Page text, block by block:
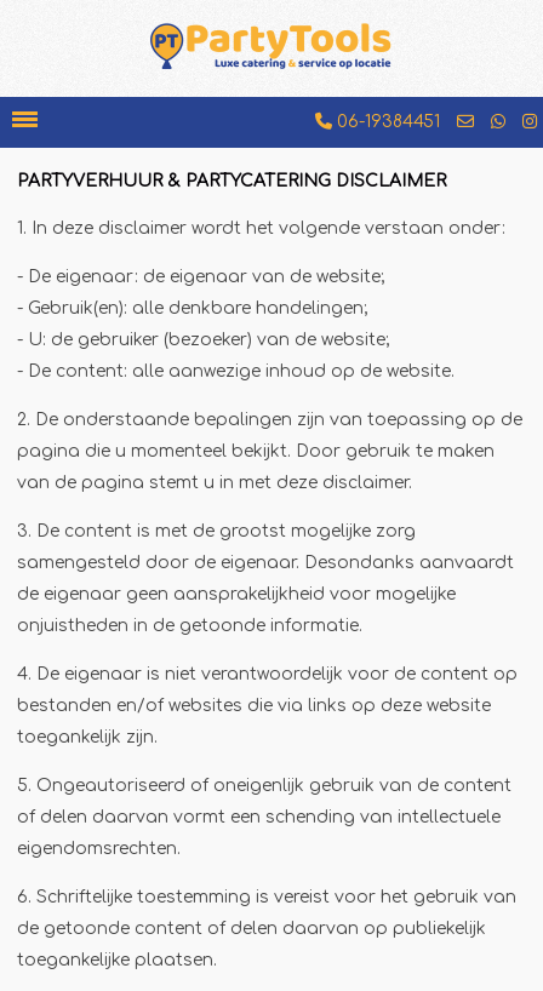
06-19384451
Chocolademelkkraam
Foodtruck
Hamburgerkraam
Hotdogkraam
IJscokar
Jägermeister-tap
Kebabgrill
Poffertjes
Popcornmachine
Slurphut
Smoothiebar
Soepkraam
Stroopwafelkraam
Sinaasappelpers
PARTYVERHUUR & PARTYCATERING DISCLAIMER
1. In deze disclaimer wordt het volgende verstaan onder:
- De eigenaar: de eigenaar van de website;
- Gebruik(en): alle denkbare handelingen;
- U: de gebruiker (bezoeker) van de website;
- De content: alle aanwezige inhoud op de website.
2. De onderstaande bepalingen zijn van toepassing op de
pagina die u momenteel bekijkt. Door gebruik te maken
van de pagina stemt u in met deze disclaimer.
3. De content is met de grootst mogelijke zorg
samengesteld door de eigenaar. Desondanks aanvaardt
de eigenaar geen aansprakelijkheid voor mogelijke
onjuistheden in de getoonde informatie.
4. De eigenaar is niet verantwoordelijk voor de content op
bestanden en/of websites die via links op deze website
toegankelijk zijn.
5. Ongeautoriseerd of oneigenlijk gebruik van de content
of delen daarvan vormt een schending van intellectuele
eigendomsrechten.
6. Schriftelijke toestemming is vereist voor het gebruik van
de getoonde content of delen daarvan op publiekelijk
toegankelijke plaatsen.